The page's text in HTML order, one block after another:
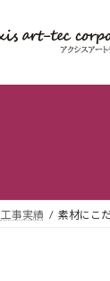
工事実績 素材にこ